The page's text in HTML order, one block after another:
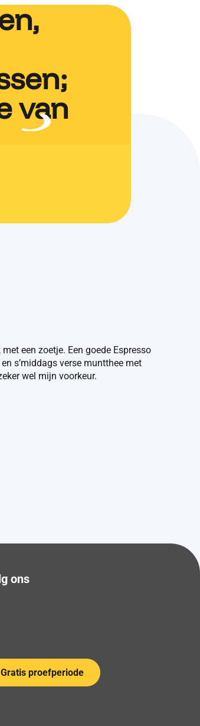
van
een zoetje. Een goede Espresso
s’middags verse muntthee met
wel mijn voorkeur.
ons
Gratis proefperiode